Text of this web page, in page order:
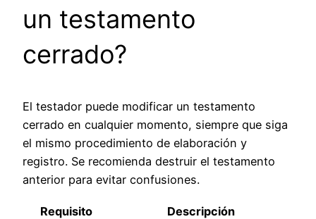
un testamento
cerrado?
El testador puede modificar un testamento
cerrado en cualquier momento, siempre que siga
el mismo procedimiento de elaboración y
registro. Se recomienda destruir el testamento
anterior para evitar confusiones.
Requisito
Descripción